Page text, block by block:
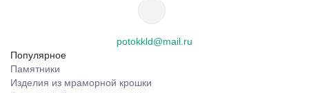
potokkld@mail.ru
Популярное
Памятники
Изделия из мраморной крошки